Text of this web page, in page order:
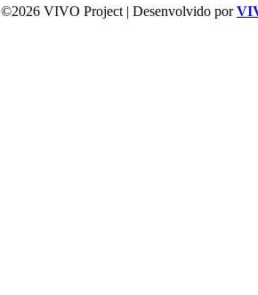
©2026 VIVO Project | Desenvolvido por